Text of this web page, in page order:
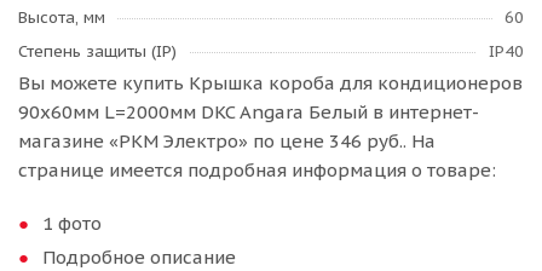
Высота, мм
60
Степень защиты (IP)
IP40
Вы можете купить Крышка короба для кондиционеров
90x60мм L=2000мм DKC Angara Белый в интернет-
магазине «РКМ Электро» по цене 346 руб.. На
странице имеется подробная информация о товаре:
1 фото
Подробное описание